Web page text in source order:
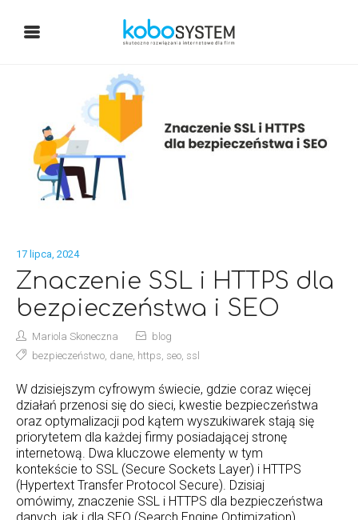
17 lipca, 2024
Znaczenie SSL i HTTPS dla
bezpieczeństwa i SEO
Mariola Skoneczna
blog
bezpieczeństwo, dane, https, seo, ssl
W dzisiejszym cyfrowym świecie, gdzie coraz więcej
działań przenosi się do sieci, kwestie bezpieczeństwa
oraz optymalizacji pod kątem wyszukiwarek stają się
priorytetem dla każdej firmy posiadającej stronę
internetową. Dwa kluczowe elementy w tym
kontekście to SSL (Secure Sockets Layer) i HTTPS
(Hypertext Transfer Protocol Secure). Dzisiaj
omówimy, znaczenie SSL i HTTPS dla bezpieczeństwa